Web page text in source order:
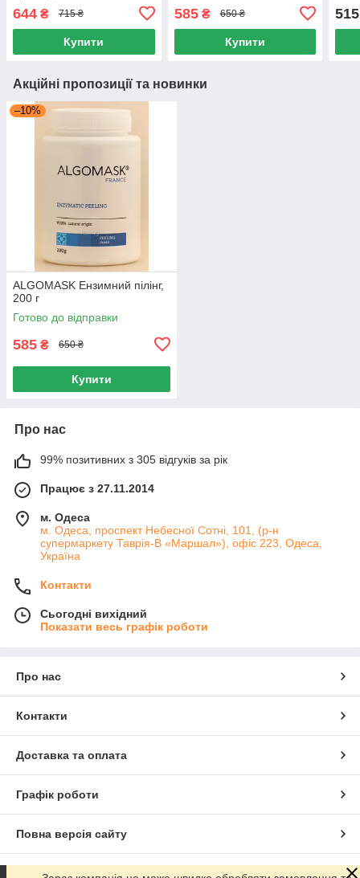
644 ₴ 715 ₴
Купити
585₴ 650 ₴
Купити
515
Акційні пропозиції та новинки
–10%
ALGOMASK Ензимний пілінг,
200 г
Готово до відправки
585 ₴ 650 ₴
Купити
Про нас
99% позитивних з 305 відгуків за рік
Працює з 27.11.2014
м. Одеса
м. Одеса, проспект Небесної Сотні, 101, (р-н
супермаркету Таврія-В «Маршал»), офіс 223, Одеса,
Україна
Контакти
Сьогодні вихідний
Показати весь графік роботи
Про нас
Контакти
Доставка та оплата
Графік роботи
Повна версія сайту
Сайт створено на маркетплейсі Prom.ua